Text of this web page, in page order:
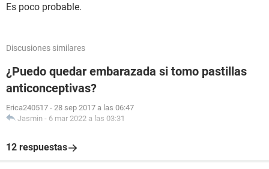
Es poco probable.
Discusiones similares
¿Puedo quedar embarazada si tomo pastillas
anticonceptivas?
Erica240517 - 28 sep 2017 a las 06:47
Jasmin - 6 mar 2022 a las 03:31
12 respuestas